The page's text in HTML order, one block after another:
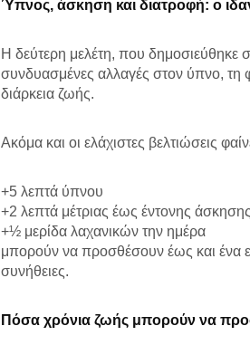
Ύπνος, άσκηση και διατροφή: ο
Η δεύτερη μελέτη, που δημοσιεύθηκε
συνδυασμένες αλλαγές στον ύπνο, τη
διάρκεια ζωής.
Ακόμα και οι ελάχιστες βελτιώσεις
+5 λεπτά ύπνου
+2 λεπτά μέτριας έως έντονης
+½ μερίδα λαχανικών την ημέρα
μπορούν να προσθέσουν έως και ένα
συνήθειες.
Πόσα χρόνια ζωής μπορούν να